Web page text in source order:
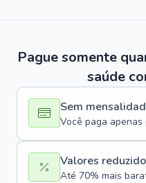
Pague somente
saúde
Sem
Você paga apenas
Valores
Até 70% mais